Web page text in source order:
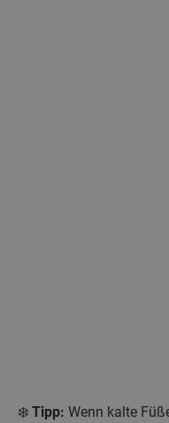
❄️ Tipp: Wenn kalte